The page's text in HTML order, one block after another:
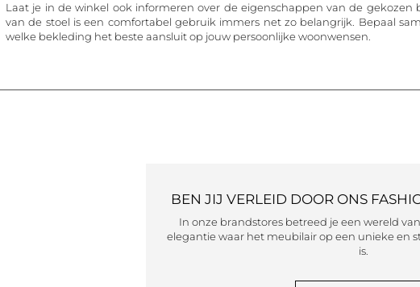
Laat je in de winkel ook informeren over de eigenschappen van de gekozen
van de stoel is een comfortabel gebruik immers net zo belangrijk. Bepaal
welke bekleding het beste aansluit op jouw persoonlijke woonwensen.
BEN JIJ VERLEID DOOR ONS
In onze brandstores betreed je een wereld
elegantie waar het meubilair op een unieke en
is.